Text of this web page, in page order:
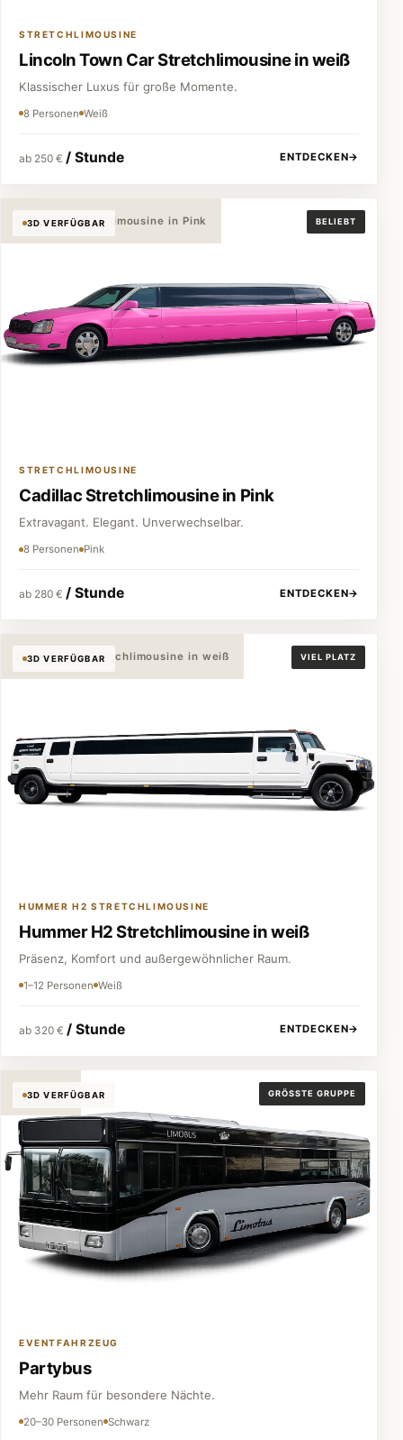
STRETCHLIMOUSINE
Lincoln Town Car Stretchlimousine in weiß
Klassischer Luxus für große Momente.
8 Personen Weiß
ab 250 € / Stunde ENTDECKEN→
Cadillac Stretchlimousine in Pink
3D VERFÜGBAR BELIEBT
STRETCHLIMOUSINE
Cadillac Stretchlimousine in Pink
Extravagant. Elegant. Unverwechselbar.
8 Personen Pink
ab 280 € / Stunde ENTDECKEN→
Hummer H2 Stretchlimousine in weiß
3D VERFÜGBAR VIEL PLATZ
HUMMER H2 STRETCHLIMOUSINE
Hummer H2 Stretchlimousine in weiß
Präsenz, Komfort und außergewöhnlicher Raum.
1–12 Personen Weiß
ab 320 € / Stunde ENTDECKEN→
Partybus
3D VERFÜGBAR GRÖSSTE GRUPPE
EVENTFAHRZEUG
Partybus
Mehr Raum für besondere Nächte.
20–30 Personen Schwarz